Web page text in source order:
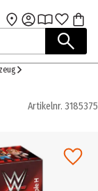
Artikelnr. 3185375